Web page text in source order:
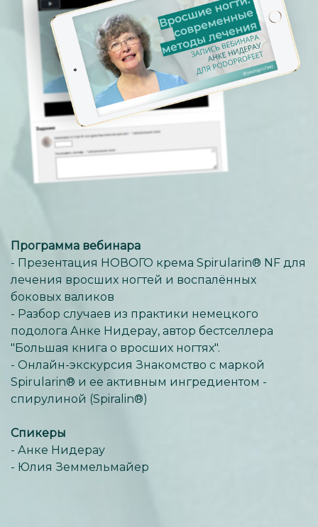
Программа вебинара
- Презентация НОВОГО крема Spirularin® NF для
лечения вросших ногтей и воспалённых
боковых валиков
- Разбор случаев из практики немецкого
подолога Анке Нидерау, автор бестселлера
"Большая книга о вросших ногтях".
- Онлайн-экскурсия Знакомство с маркой
Spirularin® и ее активным ингредиентом -
спирулиной (Spiralin®)
Спикеры
- Анке Нидерау
- Юлия Земмельмайер